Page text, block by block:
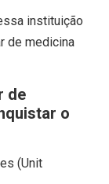
instituição
de medicina
de
o
(Unit